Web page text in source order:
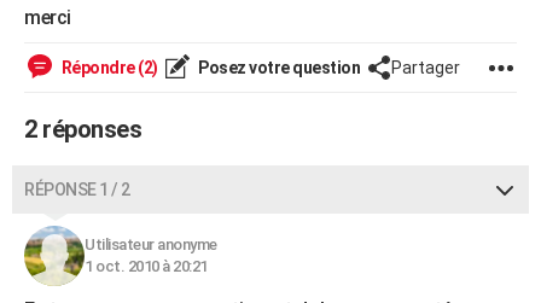
Destinations
City break
Voyage nature
Voyage de noces
Forum
Climat
+PHOTO
GUIDES D'ACHAT
Dictionnaire
Biographies
Citations
Expressions
Proverbes
PROGRAMME TV
merci
Répondre (2) Posez votre question Partager
2 réponses
RÉPONSE 1 / 2
Utilisateur anonyme
1 oct. 2010 à 20:21